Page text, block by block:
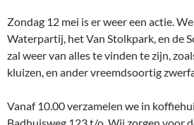
Zondag 12 mei is er weer een actie.
Waterpartij, het Van Stolkpark, en de
zal weer van alles te vinden te zijn,
kluizen, en ander vreemdsoortig
Vanaf 10.00 verzamelen we in